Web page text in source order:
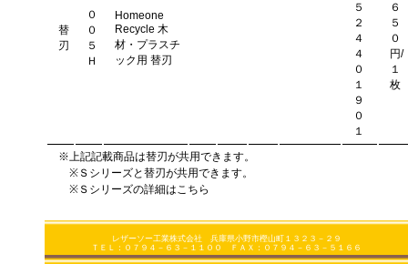
替
刃
０
０
５
Ｈ
Homeone
Recycle 木
材・プラスチ
ック用 替刃
５
２
４
４
０
１
９
０
１
６
５
０
円/
１
枚
※上記記載商品は替刃が共用できます。
※Ｓシリーズと替刃が共用できます。
※Ｓシリーズの詳細はこちら
レザーソー工業株式会社 兵庫県小野市樫山町１３２３－２９
ＴＥＬ：０７９４－６３－１１００ ＦＡＸ：０７９４－６３－５１６６